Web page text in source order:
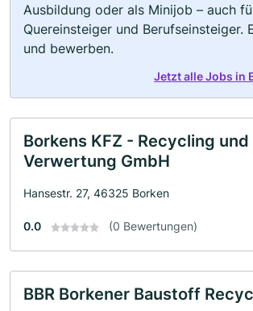
Ausbildung oder als Minijob – auch
Quereinsteiger und Berufseinsteiger.
und bewerben.
Jetzt alle Jobs in
Borkens KFZ - Recycling und
Verwertung GmbH
Hansestr. 27, 46325 Borken
0.0 (0 Bewertungen)
BBR Borkener Baustoff